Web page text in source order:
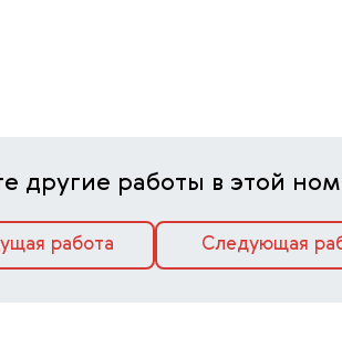
другие работы в этой
работа Следующая